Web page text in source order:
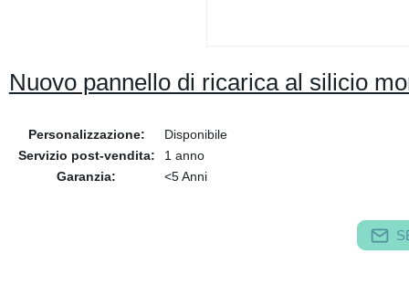
Nuovo pannello di ricarica al silicio
Personalizzazione:
Disponibile
Servizio post-vendita:
1 anno
Garanzia:
<5 Anni